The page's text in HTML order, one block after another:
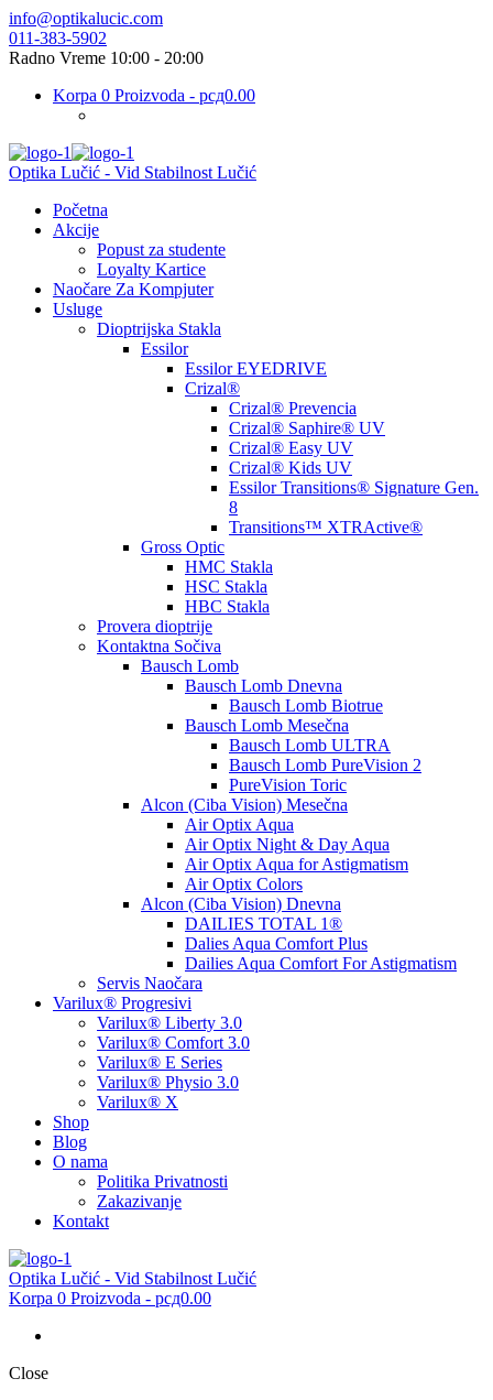
info@optikalucic.com
011-383-5902
Radno Vreme 10:00 - 20:00
Korpa 0 Proizvoda - рсд0.00
Optika Lučić - Vid Stabilnost Lučić
Početna
Akcije
Popust za studente
Loyalty Kartice
Naočare Za Kompjuter
Usluge
Dioptrijska Stakla
Essilor
Essilor EYEDRIVE
Crizal®
Crizal® Prevencia
Crizal® Saphire® UV
Crizal® Easy UV
Crizal® Kids UV
Essilor Transitions® Signature Gen.
8
Transitions™ XTRActive®
Gross Optic
HMC Stakla
HSC Stakla
HBC Stakla
Provera dioptrije
Kontaktna Sočiva
Bausch Lomb
Bausch Lomb Dnevna
Bausch Lomb Biotrue
Bausch Lomb Mesečna
Bausch Lomb ULTRA
Bausch Lomb PureVision 2
PureVision Toric
Alcon (Ciba Vision) Mesečna
Air Optix Aqua
Air Optix Night & Day Aqua
Air Optix Aqua for Astigmatism
Air Optix Colors
Alcon (Ciba Vision) Dnevna
DAILIES TOTAL 1®
Dalies Aqua Comfort Plus
Dailies Aqua Comfort For Astigmatism
Servis Naočara
Varilux® Progresivi
Varilux® Liberty 3.0
Varilux® Comfort 3.0
Varilux® E Series
Varilux® Physio 3.0
Varilux® X
Shop
Blog
O nama
Politika Privatnosti
Zakazivanje
Kontakt
Optika Lučić - Vid Stabilnost Lučić
Korpa 0 Proizvoda - рсд0.00
Close